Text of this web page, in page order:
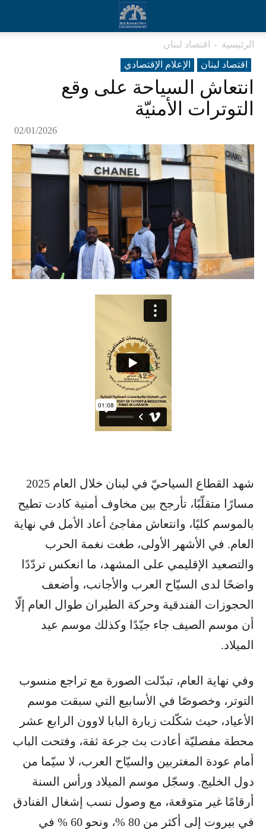
الرئيسية
اقتصاد لبنان
اقتصاد لبنان
الإعلام الإقتصادي
انتعاش السياحة على وقع
التوترات الأمنيّة
02/01/2026
شهد القطاع السياحيّ في لبنان خلال العام 2025
مسارًا متقلّبًا، تأرجح بين مخاوف أمنية كادت تطيح
بالموسم كليًا، وانتعاش مفاجئ أعاد الأمل في نهاية
العام. في الأشهر الأولى، طغت نغمة الحرب
والتصعيد الإقليمي على المشهد، ما انعكس تردّدًا
واضحًا لدى السيّاح العرب والأجانب، وأضعف
الحجوزات الفندقية وحركة الطيران طوال العام إلّا
أن موسم الصيف جاء جيّدًا وكذلك موسم عيد
الميلاد.
وفي نهاية العام، تبدّلت الصورة مع تراجع منسوب
التوتر، وخصوصًا في الأسابيع التي سبقت موسم
الأعياد، حيث شكّلت زيارة البابا لاوون الرابع عشر
محطة مفصليّة أعادت بث جرعة ثقة، وفتحت الباب
أمام عودة المغتربين والسيّاح العرب، لا سيّما من
دول الخليج. وسجّل موسم الميلاد ورأس السنة
أرقامًا غير متوقعة، مع وصول نسب إشغال الفنادق
في بيروت إلى أكثر من 80 %، ونحو 60 % في